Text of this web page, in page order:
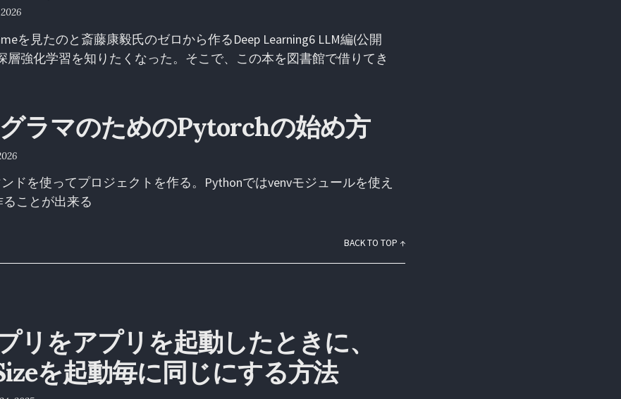
を見たのと斎藤康毅氏のゼロから作るDeep Learning6 LLM編(公開
層強化学習を知りたくなった。そこで、この本を図書館で借りてき
ラマのためのPytorchの始め方
ンドを使ってプロジェクトを作る。Pythonではvenvモジュールを使え
ことが出来る
BACK TO TOP ↑
リをアプリを起動したときに、
を起動毎に同じにする方法